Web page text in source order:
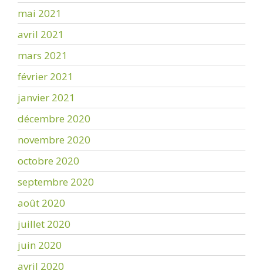
mai 2021
avril 2021
mars 2021
février 2021
janvier 2021
décembre 2020
novembre 2020
octobre 2020
septembre 2020
août 2020
juillet 2020
juin 2020
avril 2020